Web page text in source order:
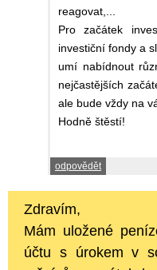
reagovat,...
Pro začátek
investiční fondy a
umí nabídnout
nejčastějších
ale bude vždy na
Hodně štěstí!
odpovědět
Zdravím,
Mám uložené
účtu s úrokem v